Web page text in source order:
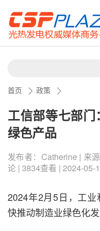
首页 政策
工信部等七部
绿色产品
发布者：Catherine | 来
论 | 3834查看 | 2024-05-
2024年2月5日，工
快推动制造业绿色化